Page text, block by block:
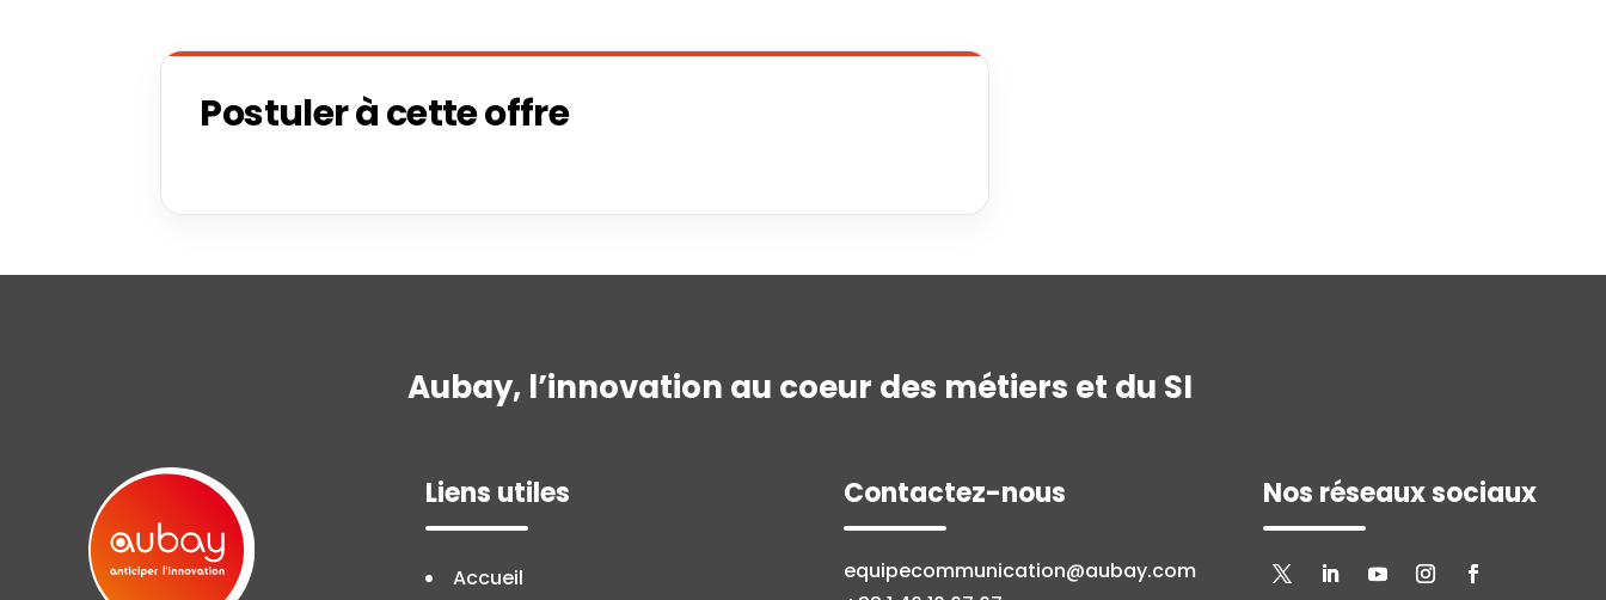
Postuler à cette offre
Aubay, l’innovation au coeur des métiers et du SI
Liens utiles
Accueil
Contactez-nous
equipecommunication@aubay.com
Nos réseaux sociaux